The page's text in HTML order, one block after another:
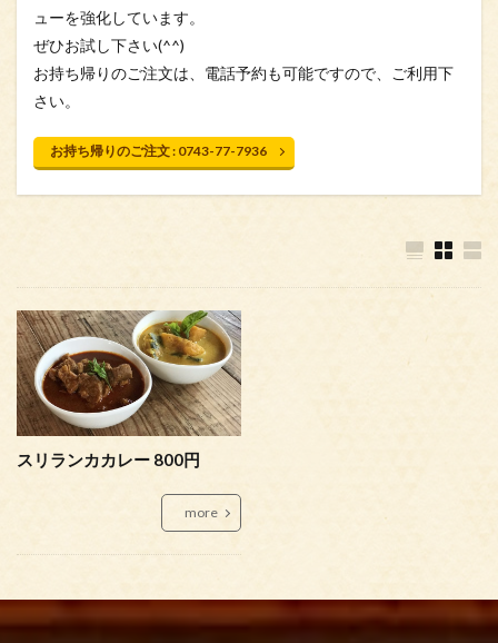
ューを強化しています。
ぜひお試し下さい(^^)
お持ち帰りのご注文は、電話予約も可能ですので、ご利用下
さい。
お持ち帰りのご注文 : 0743-77-7936
スリランカカレー 800円
more